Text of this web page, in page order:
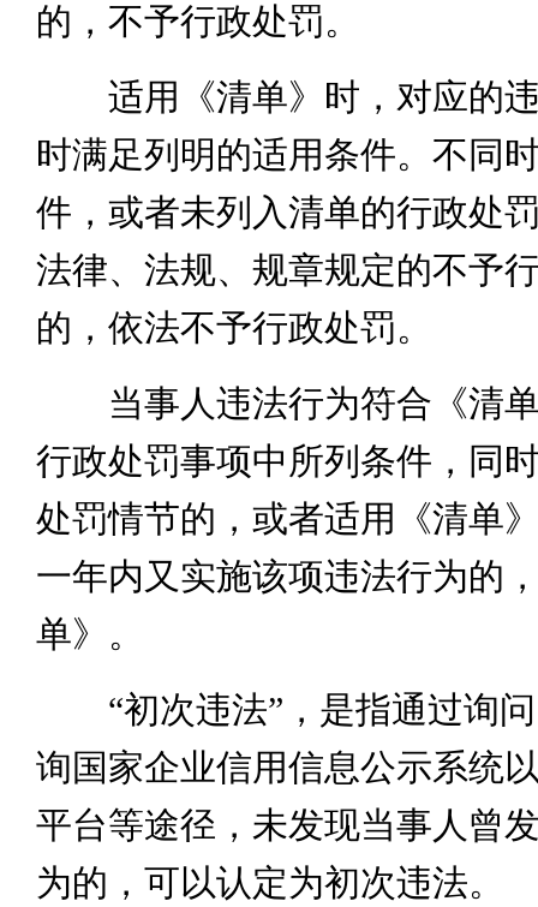
的，不予行政处罚。
适用《清单》时，对应的违
时满足列明的适用条件。不同
件，或者未列入清单的行政处
法律、法规、规章规定的不予
的，依法不予行政处罚。
当事人违法行为符合《清单
行政处罚事项中所列条件，同
处罚情节的，或者适用《清单
一年内又实施该项违法行为的
单》。
“初次违法”，是指通过询问
询国家企业信用信息公示系统
平台等途径，未发现当事人曾
为的，可以认定为初次违法。